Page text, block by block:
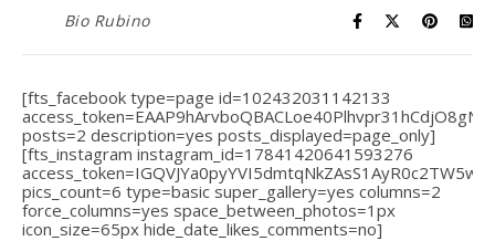
Bio Rubino
[fts_facebook type=page id=102432031142133
posts=2 description=yes posts_displayed=page_only]
[fts_instagram instagram_id=17841420641593276
pics_count=6 type=basic super_gallery=yes columns=2
force_columns=yes space_between_photos=1px
icon_size=65px hide_date_likes_comments=no]